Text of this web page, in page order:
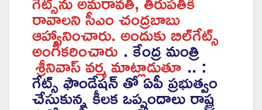
రావాలని సీఎం చంద్రబాబు
ఆహ్వానించారు. అందుకు బిల్‌గేట్స్
అంగీకరించారు. కేంద్ర మంత్రి
శ్రీనివాస్ వర్మ మాట్లాడుతూ.. :
గేట్స్ ఫౌండేషన్ తో ఏపీ ప్రభుత్వం
చేసుకున్న కీలక ఒప్పందాలు రాష్ట్ర